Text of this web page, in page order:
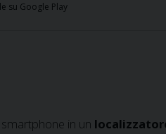
su Google Play
in un